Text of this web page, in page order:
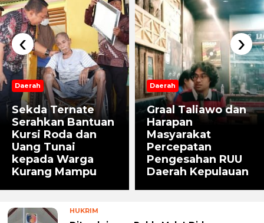
Daerah
Sekda Ternate
Serahkan Bantuan
Kursi Roda dan
Uang Tunai
kepada Warga
Kurang Mampu
Daerah
Graal Taliawo dan
Harapan
Masyarakat
Percepatan
Pengesahan RUU
Daerah Kepulauan
‹ ›
HUKRIM